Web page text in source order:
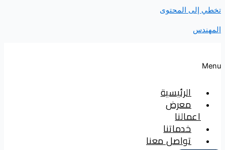
المحتوى
الرئيسية
معرض
اعمالنا
خدماتنا
تواصل معنا